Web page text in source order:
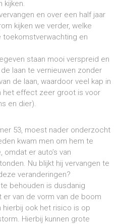
kijken.
en over een half jaar
kijken we verder, welke
en
staan mooi verspreid en
laan te vernieuwen zonder
de laan, waardoor veel kap in
het effect zeer groot is voor
en dier).
53, moest nader onderzocht
kwam men om hem te
er auto’s van
Nu blijkt hij vervangen te
veranderingen?
behouden is dusdanig
van de vorm van de boom
ook het risico is op
Hierbij kunnen grote